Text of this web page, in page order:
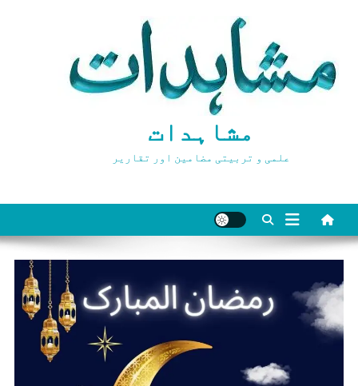
مشاہدات
علمی و تربیتی مضامین اور تقاریر